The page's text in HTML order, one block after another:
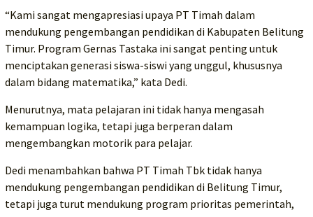
“Kami sangat mengapresiasi upaya PT Timah dalam
mendukung pengembangan pendidikan di Kabupaten Belitung
Timur. Program Gernas Tastaka ini sangat penting untuk
menciptakan generasi siswa-siswi yang unggul, khususnya
dalam bidang matematika,” kata Dedi.
Menurutnya, mata pelajaran ini tidak hanya mengasah
kemampuan logika, tetapi juga berperan dalam
mengembangkan motorik para pelajar.
Dedi menambahkan bahwa PT Timah Tbk tidak hanya
mendukung pengembangan pendidikan di Belitung Timur,
tetapi juga turut mendukung program prioritas pemerintah,